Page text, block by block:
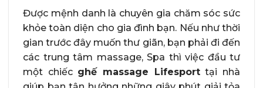
Được mệnh danh là chuyên gia chăm sóc sức
khỏe toàn diện cho gia đình bạn. Nếu như thời
gian trước đây muốn thư giãn, bạn phải đi đến
các trung tâm massage, Spa thì việc đầu tư
một chiếc ghế massage Lifesporttại nhà